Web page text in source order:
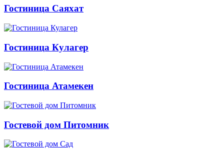
Гостиница Саяхат
Гостиница Кулагер
Гостиница Атамекен
Гостевой дом Питомник